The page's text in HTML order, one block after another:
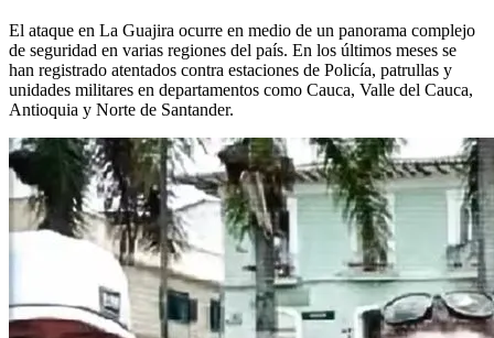
El ataque en La Guajira ocurre en medio de un panorama complejo
de seguridad en varias regiones del país. En los últimos meses se
han registrado atentados contra estaciones de Policía, patrullas y
unidades militares en departamentos como Cauca, Valle del Cauca,
Antioquia y Norte de Santander.